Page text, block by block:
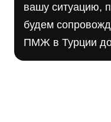
вашу ситуацию,
будем
ПМЖ в Турции до